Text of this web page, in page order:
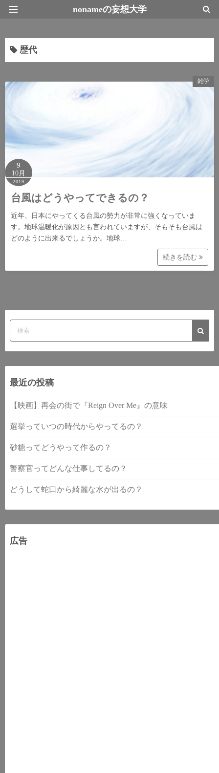
nonameの妄想大学
歴代
雑学
9
10月
2019
台風はどうやってできるの？
近年、日本にやってくる台風の勢力が非常に強くなっていま
す。地球温暖化が原因とも言われていますが、そもそも台風は
どのように出来るでしょうか。地球…
続きを読む
最近の投稿
【映画】再会の街で『Reign Over Me』の意味
選挙っていつの時代からやってるの？
砂糖ってどうやって作るの？
警察官ってどんな仕事してるの？
どうして蛇口から綺麗な水が出るの？
広告